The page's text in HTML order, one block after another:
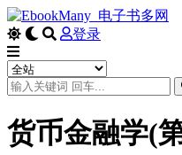
登录
货币金融学(